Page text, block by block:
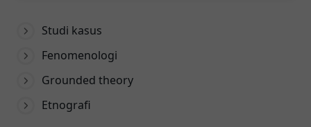
Studi kasus
Fenomenologi
Grounded theory
Etnografi